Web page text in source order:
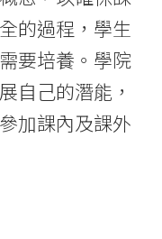
的過程，學生
要培養。學院
自己的潛能，
加課內及課外